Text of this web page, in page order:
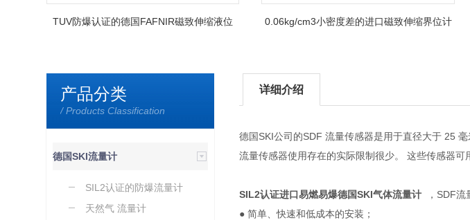
TUV防爆认证的德国FAFNIR磁致伸缩液位
0.06kg/cm3小密度差的进口磁致伸缩界位计
产品分类
/ Products Classification
德国SKI流量计
SIL2认证的防爆流量计
天然气 流量计
详细介绍
德国SKI公司的SDF 流量传感器是用于直径大于 25
流量传感器使用存在的实际限制很少。 这些传感器可
SIL2认证进口易燃易爆德国SKI气体流量计
，SDF
● 简单、快速和低成本的安装；